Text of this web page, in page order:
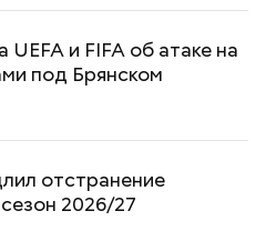
и FIFA об атаке на
под Брянском
отстранение
2026/27